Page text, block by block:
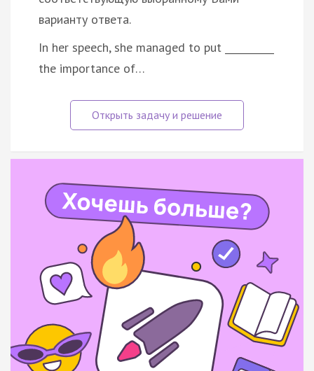
варианту ответа.
In her speech, she managed to put __________
the importance of…